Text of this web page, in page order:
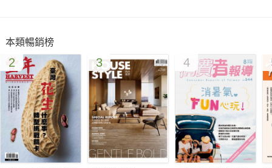
本類暢銷榜
2 3 4